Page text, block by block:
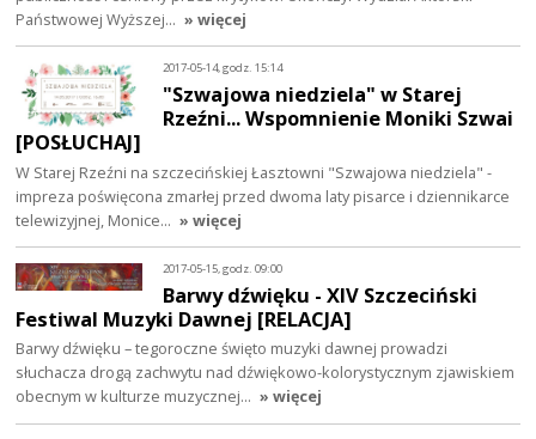
Państwowej Wyższej… » więcej
2017-05-14, godz. 15:14
"Szwajowa niedziela" w Starej
Rzeźni... Wspomnienie Moniki Szwai
[POSŁUCHAJ]
W Starej Rzeźni na szczecińskiej Łasztowni "Szwajowa niedziela" -
impreza poświęcona zmarłej przed dwoma laty pisarce i dziennikarce
telewizyjnej, Monice… » więcej
2017-05-15, godz. 09:00
Barwy dźwięku - XIV Szczeciński
Festiwal Muzyki Dawnej [RELACJA]
Barwy dźwięku – tegoroczne święto muzyki dawnej prowadzi
słuchacza drogą zachwytu nad dźwiękowo-kolorystycznym zjawiskiem
obecnym w kulturze muzycznej… » więcej